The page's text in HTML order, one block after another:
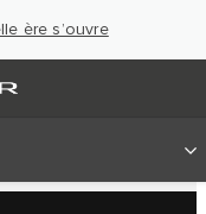
ère s’ouvre